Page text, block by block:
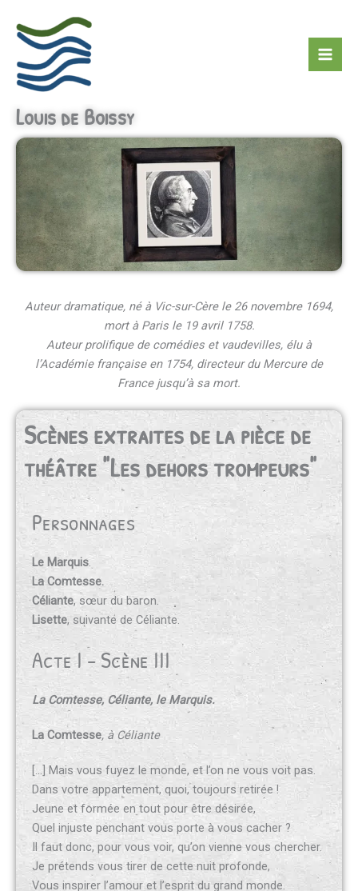
contenu
Louis de Boissy
Auteur dramatique, né à Vic-sur-Cère le 26 novembre 1694,
mort à Paris le 19 avril 1758.
Auteur prolifique de comédies et vaudevilles, élu à
l’Académie française en 1754, directeur du Mercure de
France jusqu’à sa mort.
Scènes extraites de la pièce de
théâtre "Les dehors trompeurs"
Personnages
Le Marquis.
La Comtesse.
Céliante, sœur du baron.
Lisette, suivante de Céliante.
Acte I - Scène III
La Comtesse, Céliante, le Marquis.
La Comtesse, à Céliante
[…] Mais vous fuyez le monde, et l’on ne vous voit pas.
Dans votre appartement, quoi, toujours retirée !
Jeune et formée en tout pour être désirée,
Quel injuste penchant vous porte à vous cacher ?
Il faut donc, pour vous voir, qu’on vienne vous chercher.
Je prétends vous tirer de cette nuit profonde,
Vous inspirer l’amour et l’esprit du grand monde.